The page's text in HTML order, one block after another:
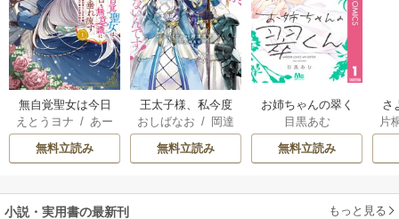
無自覚聖女は今日
も無意識に力を垂
れ流す ～公爵家
の落ちこぼれ令
を掴み取る～
えとうヨナ / あー
もんど / あんべよ
しろう
無料立読み
王太子様、私今度
こそあなたに殺さ
れたくないんで
す！ ～聖女に嵌め
二度目は串刺し回
おしばなお / 岡達
/ 先崎真琴
無料立読み
お姉ちゃんの翠く
ん
目黒あむ
無料立読み
さ
冷
片
小説・実用書の最新刊 もっと見る